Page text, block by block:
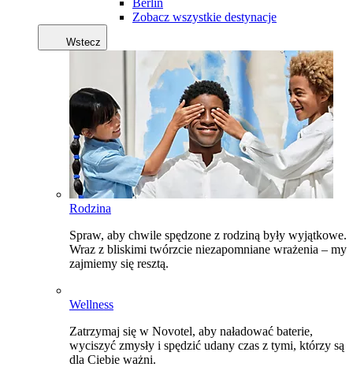
Berlin
Zobacz wszystkie destynacje
Wstecz
Rodzina
Spraw, aby chwile spędzone z rodziną były wyjątkowe.
Wraz z bliskimi twórzcie niezapomniane wrażenia – my
zajmiemy się resztą.
Wellness
Zatrzymaj się w Novotel, aby naładować baterie,
wyciszyć zmysły i spędzić udany czas z tymi, którzy są
dla Ciebie ważni.